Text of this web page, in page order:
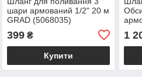
шари армований 1/2" 20 м
GRAD (5068035)
399₴
Купити
1